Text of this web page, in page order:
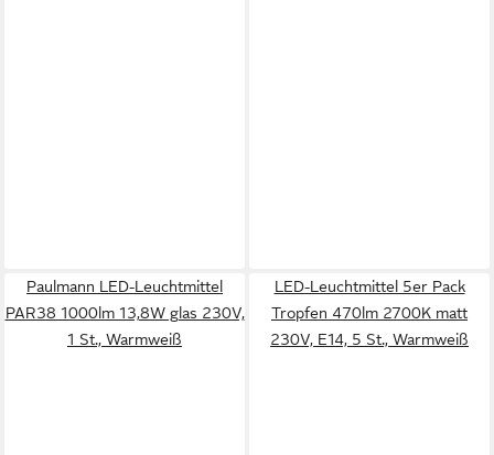
Paulmann LED-Leuchtmittel
PAR38 1000lm 13,8W glas 230V,
1 St., Warmweiß
LED-Leuchtmittel 5er Pack
Tropfen 470lm 2700K matt
230V, E14, 5 St., Warmweiß